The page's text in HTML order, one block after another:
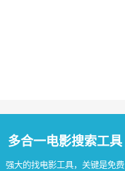
多合一电影搜索工具
强大的找电影工具，关键是免费